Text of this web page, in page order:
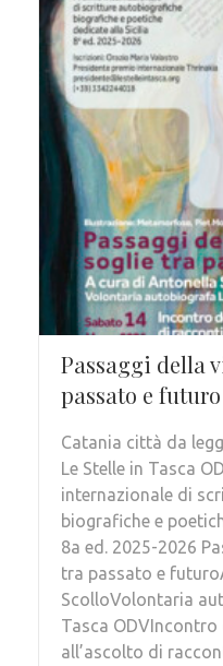
Passaggi della
passato e futuro
Catania città da
Le Stelle in Tasca
internazionale di
biografiche e
8a ed. 2025-2026
tra passato e
ScolloVolontaria
Tasca
all’ascolto di